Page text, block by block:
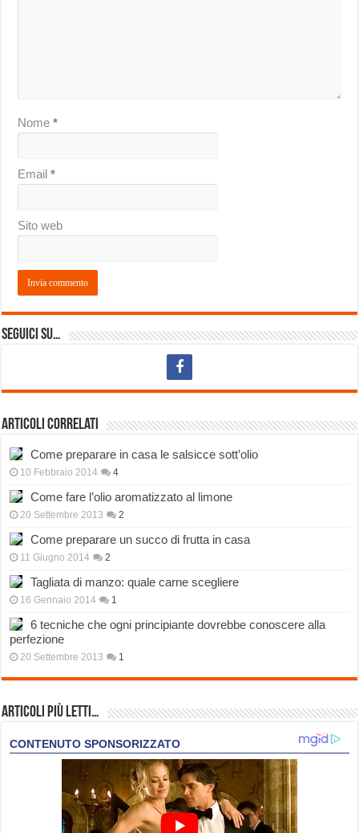
Nome*
Email*
Sito web
Seguici su…
Articoli correlati
Come preparare in casa le salsicce sott’olio
10 Febbraio 2014 4
Come fare l’olio aromatizzato al limone
20 Settembre 2013 2
Come preparare un succo di frutta in casa
11 Giugno 2014 2
Tagliata di manzo: quale carne scegliere
16 Gennaio 2014 1
6 tecniche che ogni principiante dovrebbe conoscere alla
perfezione
20 Settembre 2013 1
Articoli più Letti…